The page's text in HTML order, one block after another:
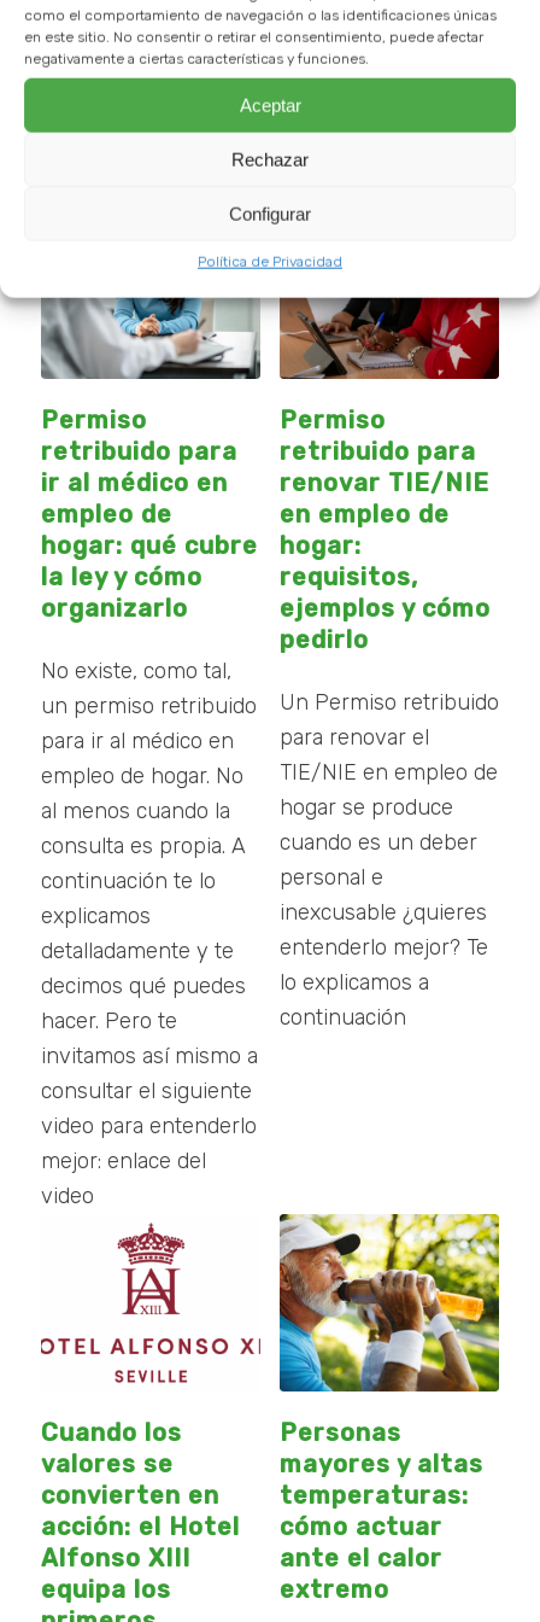
como el comportamiento de navegación o las identificaciones únicas
en este sitio. No consentir o retirar el consentimiento, puede afectar
negativamente a ciertas características y funciones.
Aceptar
Rechazar
Configurar
Política de Privacidad
interés para nuestros
mayores
Permiso
retribuido para
ir al médico en
empleo de
hogar: qué cubre
la ley y cómo
organizarlo
No existe, como tal,
un permiso retribuido
para ir al médico en
empleo de hogar. No
al menos cuando la
consulta es propia. A
continuación te lo
explicamos
detalladamente y te
decimos qué puedes
hacer. Pero te
invitamos así mismo a
consultar el siguiente
video para entenderlo
mejor: enlace del
video
Permiso
retribuido para
renovar TIE/NIE
en empleo de
hogar:
requisitos,
ejemplos y cómo
pedirlo
Un Permiso retribuido
para renovar el
TIE/NIE en empleo de
hogar se produce
cuando es un deber
personal e
inexcusable ¿quieres
entenderlo mejor? Te
lo explicamos a
continuación
Cuando los
valores se
convierten en
acción: el Hotel
Alfonso XIII
equipa los
Personas
mayores y altas
temperaturas:
cómo actuar
ante el calor
extremo